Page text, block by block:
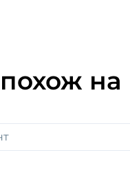
похож на